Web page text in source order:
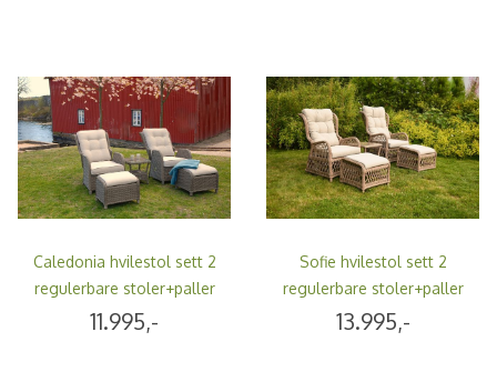
Caledonia hvilestol sett 2
regulerbare stoler+paller
m/puter+bord -
11.995,-
Sofie hvilestol sett 2
regulerbare stoler+paller
m/puter+bord - natur/lys
13.995,-